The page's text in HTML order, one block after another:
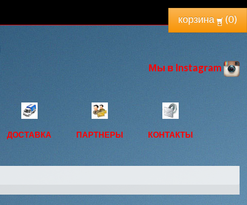
корзина (0)
Мы в Instagram
ДОСТАВКА ПАРТНЕРЫ КОНТАКТЫ